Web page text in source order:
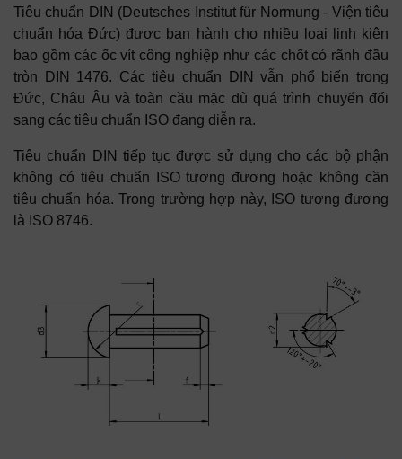
Tiêu chuẩn DIN (Deutsches Institut für Normung - Viện tiêu
chuẩn hóa Đức) được ban hành cho nhiều loại linh kiện
bao gồm các ốc vít công nghiệp như các chốt có rãnh đầu
tròn DIN 1476. Các tiêu chuẩn DIN vẫn phổ biến trong
Đức, Châu Âu và toàn cầu mặc dù quá trình chuyển đổi
sang các tiêu chuẩn ISO đang diễn ra.
Tiêu chuẩn DIN tiếp tục được sử dụng cho các bộ phận
không có tiêu chuẩn ISO tương đương hoặc không cần
tiêu chuẩn hóa. Trong trường hợp này, ISO tương đương
là ISO 8746.